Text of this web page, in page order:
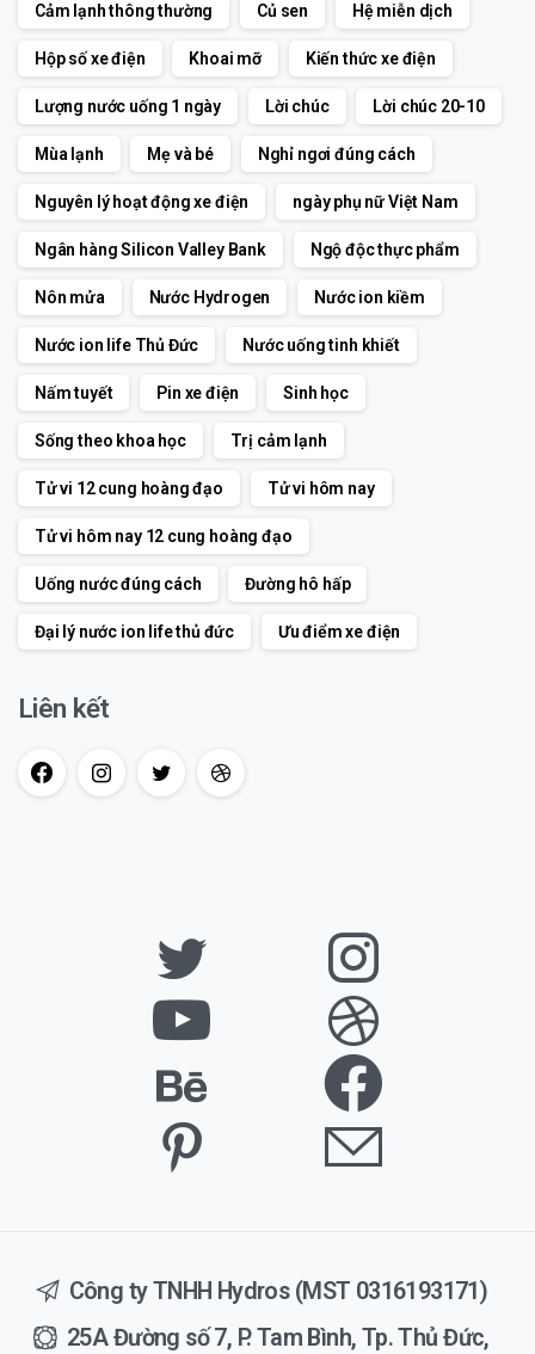
Cảm lạnh thông thường Củ sen Hệ miễn dịch
Hộp số xe điện Khoai mỡ Kiến thức xe điện
Lượng nước uống 1 ngày Lời chúc Lời chúc 20-10
Mùa lạnh Mẹ và bé Nghỉ ngơi đúng cách
Nguyên lý hoạt động xe điện ngày phụ nữ Việt Nam
Ngân hàng Silicon Valley Bank Ngộ độc thực phẩm
Nôn mửa Nước Hydrogen Nước ion kiềm
Nước ion life Thủ Đức Nước uống tinh khiết
Nấm tuyết Pin xe điện Sinh học
Sống theo khoa học Trị cảm lạnh
Tử vi 12 cung hoàng đạo Tử vi hôm nay
Tử vi hôm nay 12 cung hoàng đạo
Uống nước đúng cách Đường hô hấp
Đại lý nước ion life thủ đức Ưu điểm xe điện
Liên kết
Công ty TNHH Hydros (MST 0316193171)
25A Đường số 7, P. Tam Bình, Tp. Thủ Đức,